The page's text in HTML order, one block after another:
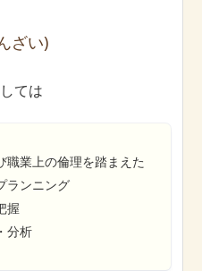
ざい)
ては
職業上の倫理を踏まえた
ランニング
握
分析